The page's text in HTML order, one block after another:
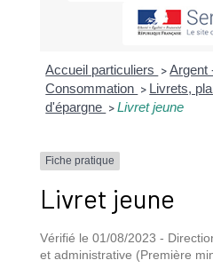
Accueil particuliers > Argent
Consommation > Livrets,
d'épargne > Livret jeune
Fiche pratique
Livret jeune
Vérifié le 01/08/2023 -
et administrative (Première